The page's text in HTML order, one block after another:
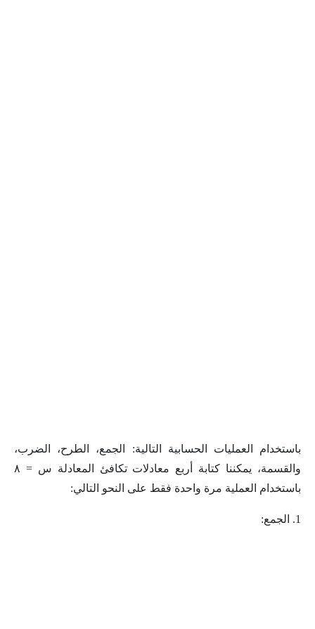
باستخدام العمليات الحسابية التالية: الجمع، الطرح، الضرب،
والقسمة، يمكننا كتابة أربع معادلات تكافئ المعادلة س = ٨
باستخدام العملية مرة واحدة فقط على النحو التالي:
1. الجمع: